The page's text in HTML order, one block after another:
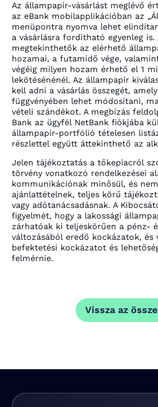
Az állampapír-vásárlást meglévő
az eBank mobilapplikációban az
menüpontra nyomva lehet
a vásárlásra fordítható egyenleg
megtekinthetők az elérhető
hozamai, a futamidő vége,
végéig milyen hozam érhető el 1
lekötésénénél. Az állampapír
kell adni a vásárlás összegét,
függvényében lehet módosítani,
vételi szándékot. A megbízás
Bank az ügyfél NetBank fiókjába
állampapír-portfólió tételesen
részlettel együtt áttekinthető az
Jelen tájékoztatás a tőkepiacról
törvény vonatkozó rendelkezései
kommunikációnak minősül, és
ajánlattételnek, teljes körű
vagy adótanácsadásnak. A
figyelmét, hogy a lakossági
zárhatóak ki teljeskörűen a pénz-
változásából eredő kockázatok, és
befektetési kockázatot és
felmérnie.
Vissza az